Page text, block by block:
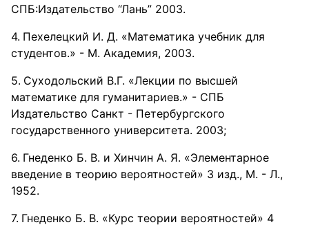
СПБ:Издательство “Лань” 2003.
Пехелецкий И. Д. «Математика учебник для
студентов.» - М. Академия, 2003.
Суходольский В.Г. «Лекции по высшей
математике для гуманитариев.» - СПБ
Издательство Санкт - Петербургского
государственного университета. 2003;
Гнеденко Б. В. и Хинчин А. Я. «Элементарное
введение в теорию вероятностей» 3 изд., М. - Л.,
1952.
Гнеденко Б. В. «Курс теории вероятностей» 4